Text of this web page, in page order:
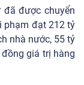
đã được chuyển
phạm đạt 212 tỷ
nhà nước, 55 tỷ
giá trị hàng